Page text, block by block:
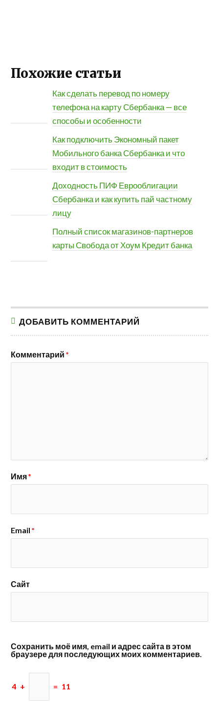
Похожие статьи
Как сделать перевод по номеру
телефона на карту Сбербанка — все
способы и особенности
Как подключить Экономный пакет
Мобильного банка Сбербанка и что
входит в стоимость
Доходность ПИФ Еврооблигации
Сбербанка и как купить пай частному
лицу
Полный список магазинов-партнеров
карты Свобода от Хоум Кредит банка
ДОБАВИТЬ КОММЕНТАРИЙ
Комментарий *
Имя*
Email *
Сайт
Сохранить моё имя, email и адрес сайта в этом
браузере для последующих моих комментариев.
4 + = 11